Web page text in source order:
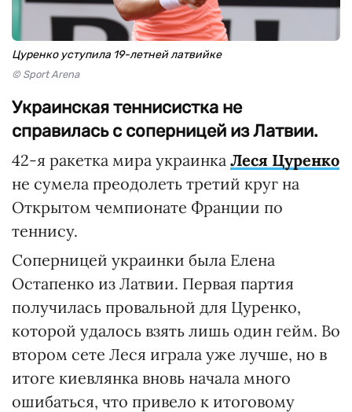
Цуренко уступила 19-летней латвийке
© Sport Arena
Украинская теннисистка не
справилась с соперницей из Латвии.
42-я ракетка мира украинка Леся Цуренко
не сумела преодолеть третий круг на
Открытом чемпионате Франции по
теннису.
Соперницей украинки была Елена
Остапенко из Латвии. Первая партия
получилась провальной для Цуренко,
которой удалось взять лишь один гейм. Во
втором сете Леся играла уже лучше, но в
итоге киевлянка вновь начала много
ошибаться, что привело к итоговому